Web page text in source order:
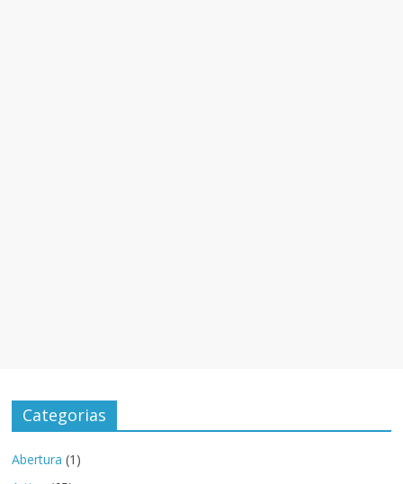
Categorias
Abertura (1)